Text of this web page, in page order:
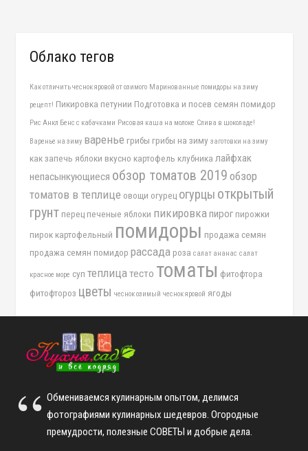
Облако тегов
Как отличить чеснок яровой от озимого Маринованные помидоры на зиму
рецепт! Пикировка петунии Подготовка и посев семян помидор
Рис Анкл Бенс с кабачками Рисовая каша на молоке Слива в шоколаде!
Варенье на зиму варенье грибы грибы на зиму заготовки на зиму
как запечь яблоки вкусно картофель клубника лайфхак
непасынкующиеся обзор томатов 2019 обзор
томатов в теплице овощи огурец огурцы открытый
грунт перец печеные яблоки пикировкапирог пирожки
пирок картофельный помидоры продажа семян
продажа семян помидор рассада роза салат ананас салат
красное море суп теплицатесто томаты фитофтора
фитофтороз цветы чеснок озимый чеснок яровой ягоды
Обмениваемся кулинарным опытом, делимся
фотографиями кулинарных шедевров. Огородные
премудрости, полезные СОВЕТЫ и добрые дела.